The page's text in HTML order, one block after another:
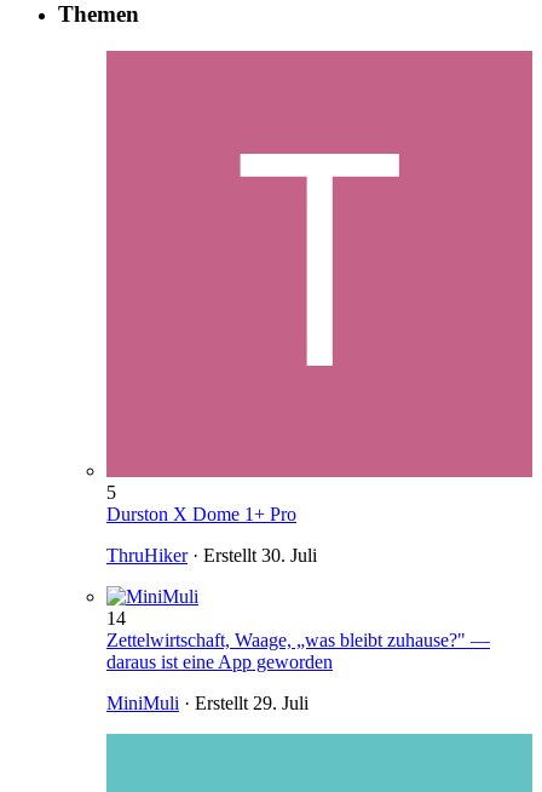
Themen
5
Durston X Dome 1+ Pro
ThruHiker· Erstellt 30. Juli
14
Zettelwirtschaft, Waage, „was bleibt zuhause?" —
daraus ist eine App geworden
MiniMuli · Erstellt 29. Juli